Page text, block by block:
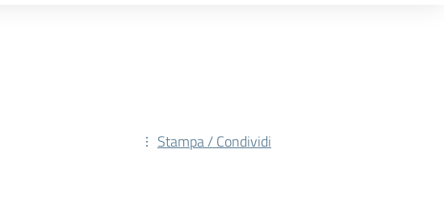
Stampa / Condividi